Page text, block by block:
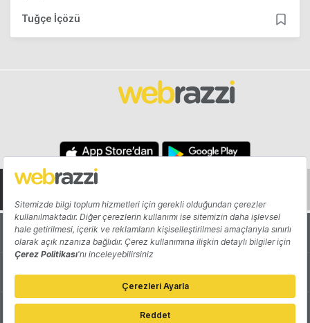
Tuğçe İçözü
Hakkında Yazarlar
Katkıda Bulun Reklam